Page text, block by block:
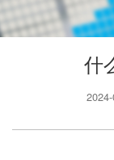
什